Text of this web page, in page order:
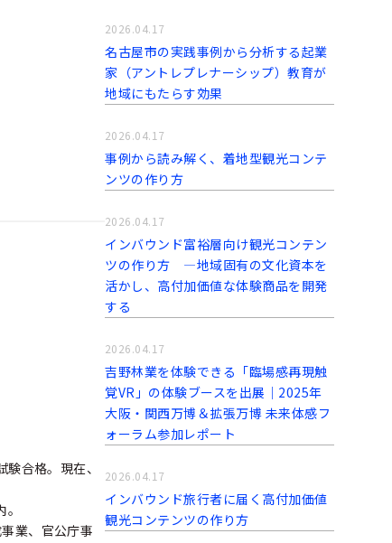
合格。現在、
業、官公庁事
名古屋市の実践事例から分析する起業
家（アントレプレナーシップ）教育が
地域にもたらす効果
2026.04.17
事例から読み解く、着地型観光コンテ
ンツの作り方
2026.04.17
インバウンド富裕層向け観光コンテン
ツの作り方 ―地域固有の文化資本を
活かし、高付加価値な体験商品を開発
する
2026.04.17
吉野林業を体験できる「臨場感再現触
覚VR」の体験ブースを出展｜2025年
大阪・関西万博＆拡張万博 未来体感フ
ォーラム参加レポート
2026.04.17
インバウンド旅行者に届く高付加価値
観光コンテンツの作り方
2026.04.17